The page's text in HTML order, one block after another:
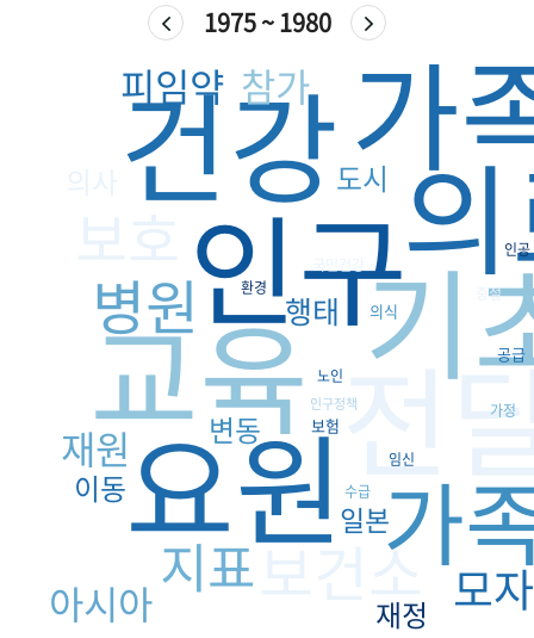
1975 ~ 1980
인구기
전
가
건강
교육
요원 가
보건소
병원
지표 모자
아시아
참가
피임약
재원
행태
변동
이동
재정
도시
일본
공급
보험
의식
가정
노인
수급
환경
임신
인공
중절
인구정책